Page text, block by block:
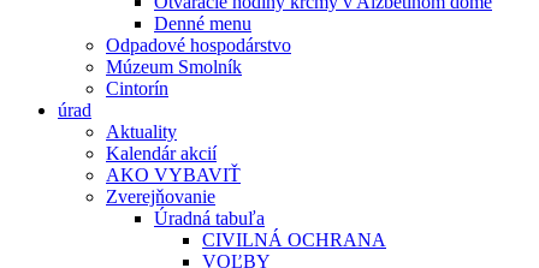
Denné menu
Odpadové hospodárstvo
Múzeum Smolník
Cintorín
úrad
Aktuality
Kalendár akcií
AKO VYBAVIŤ
Zverejňovanie
Úradná tabuľa
CIVILNÁ OCHRANA
VOĽBY